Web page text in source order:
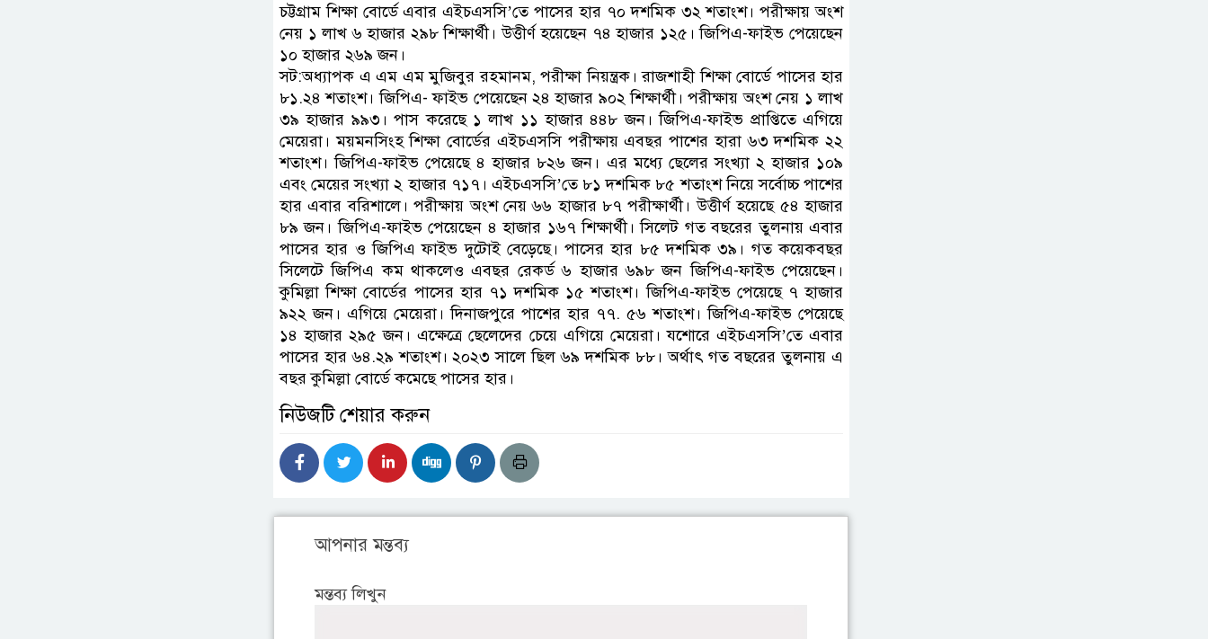
চট্টগ্রাম শিক্ষা বোর্ডে এবার এইচএসসি’তে পাসের হার ৭০ দশমিক ৩২ শতাংশ। পরীক্ষায় অংশ
নেয় ১ লাখ ৬ হাজার ২৯৮ শিক্ষার্থী। উত্তীর্ণ হয়েছেন ৭৪ হাজার ১২৫। জিপিএ-ফাইভ পেয়েছেন
১০ হাজার ২৬৯ জন।
সট:অধ্যাপক এ এম এম মুজিবুর রহমানম, পরীক্ষা নিয়ন্ত্রক। রাজশাহী শিক্ষা বোর্ডে পাসের হার
৮১.২৪ শতাংশ। জিপিএ- ফাইভ পেয়েছেন ২৪ হাজার ৯০২ শিক্ষার্থী। পরীক্ষায় অংশ নেয় ১ লাখ
৩৯ হাজার ৯৯৩। পাস করেছে ১ লাখ ১১ হাজার ৪৪৮ জন। জিপিএ-ফাইভ প্রাপ্তিতে এগিয়ে
মেয়েরা। ময়মনসিংহ শিক্ষা বোর্ডের এইচএসসি পরীক্ষায় এবছর পাশের হারা ৬৩ দশমিক ২২
শতাংশ। জিপিএ-ফাইভ পেয়েছে ৪ হাজার ৮২৬ জন। এর মধ্যে ছেলের সংখ্যা ২ হাজার ১০৯
এবং মেয়ের সংখ্যা ২ হাজার ৭১৭। এইচএসসি’তে ৮১ দশমিক ৮৫ শতাংশ নিয়ে সর্বোচ্চ পাশের
হার এবার বরিশালে। পরীক্ষায় অংশ নেয় ৬৬ হাজার ৮৭ পরীক্ষার্থী। উত্তীর্ণ হয়েছে ৫৪ হাজার
৮৯ জন। জিপিএ-ফাইভ পেয়েছেন ৪ হাজার ১৬৭ শিক্ষার্থী। সিলেট গত বছরের তুলনায় এবার
পাসের হার ও জিপিএ ফাইভ দুটোই বেড়েছে। পাসের হার ৮৫ দশমিক ৩৯। গত কয়েকবছর
সিলেটে জিপিএ কম থাকলেও এবছর রেকর্ড ৬ হাজার ৬৯৮ জন জিপিএ-ফাইভ পেয়েছেন।
কুমিল্লা শিক্ষা বোর্ডের পাসের হার ৭১ দশমিক ১৫ শতাংশ। জিপিএ-ফাইভ পেয়েছে ৭ হাজার
৯২২ জন। এগিয়ে মেয়েরা। দিনাজপুরে পাশের হার ৭৭. ৫৬ শতাংশ। জিপিএ-ফাইভ পেয়েছে
১৪ হাজার ২৯৫ জন। এক্ষেত্রে ছেলেদের চেয়ে এগিয়ে মেয়েরা। যশোরে এইচএসসি’তে এবার
পাসের হার ৬৪.২৯ শতাংশ। ২০২৩ সালে ছিল ৬৯ দশমিক ৮৮। অর্থাৎ গত বছরের তুলনায় এ
বছর কুমিল্লা বোর্ডে কমেছে পাসের হার।
নিউজটি শেয়ার করুন
আপনার মন্তব্য
মন্তব্য লিখুন